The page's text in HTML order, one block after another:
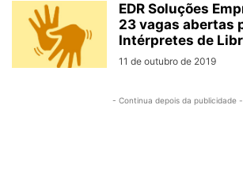
EDR Soluções
23 vagas abertas
Intérpretes de
11 de outubro de 2019
- Continua depois da publicidade -